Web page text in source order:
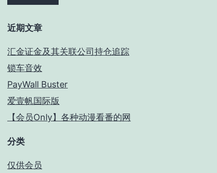
近期文章
汇金证金及其关联公司持仓追踪
锁车音效
PayWall Buster
爱壹帆国际版
【会员Only】各种动漫看番的网
分类
仅供会员